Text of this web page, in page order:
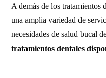
A demás de los
una amplia variedad de
necesidades de salud bucal
tratamientos dentales